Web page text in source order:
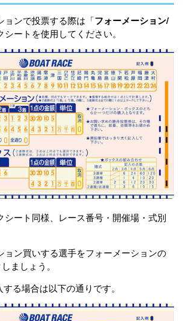
ョンで投票する際は「フォーメーション/
シートを使用してください。
シート同様、レース番号・開催場・式別
ョン買いする選手をフォーメーションの
ましょう。
する場合は以下の通りです。